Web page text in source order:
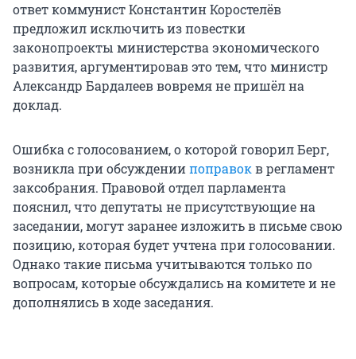
ответ коммунист Константин Коростелёв
предложил исключить из повестки
законопроекты министерства экономического
развития, аргументировав это тем, что министр
Александр Бардалеев вовремя не пришёл на
доклад.
Ошибка с голосованием, о которой говорил Берг,
возникла при обсуждениипоправокв регламент
заксобрания. Правовой отдел парламента
пояснил, что депутаты не присутствующие на
заседании, могут заранее изложить в письме свою
позицию, которая будет учтена при голосовании.
Однако такие письма учитываются только по
вопросам, которые обсуждались на комитете и не
дополнялись в ходе заседания.